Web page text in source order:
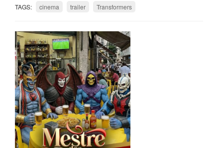
TAGS: cinema trailer Transformers